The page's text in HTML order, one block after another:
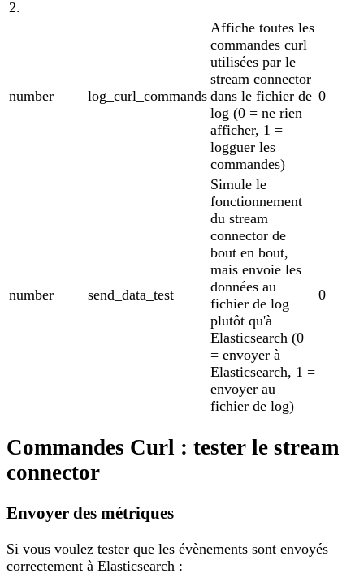
2.
number log_curl_commands
Affiche toutes les
commandes curl
utilisées par le
stream connector
dans le fichier de
log (0 = ne rien
afficher, 1 =
logguer les
commandes)
0
number send_data_test
Simule le
fonctionnement
du stream
connector de
bout en bout,
mais envoie les
données au
fichier de log
plutôt qu'à
Elasticsearch (0
= envoyer à
Elasticsearch, 1 =
envoyer au
fichier de log)
0
Commandes Curl : tester le stream
connector
Envoyer des métriques
Si vous voulez tester que les évènements sont envoyés
correctement à Elasticsearch :